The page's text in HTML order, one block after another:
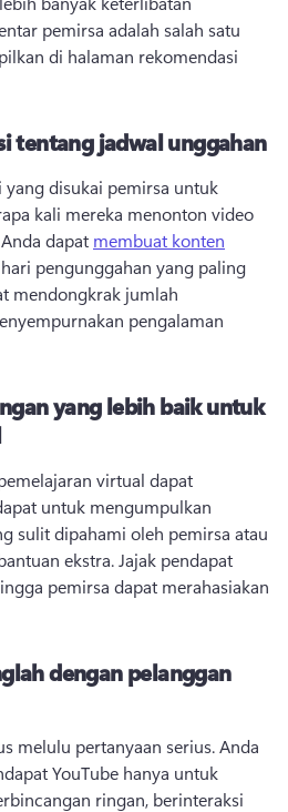
pemirsa adalah salah satu
di halaman rekomendasi
tentang jadwal unggahan
disukai pemirsa untuk
kali mereka menonton video
dapat membuat konten
pengunggahan yang paling
mendongkrak jumlah
pengalaman
yang lebih baik untuk
virtual dapat
untuk mengumpulkan
sulit dipahami oleh pemirsa atau
ekstra. Jajak pendapat
pemirsa dapat merahasiakan
dengan pelanggan
melulu pertanyaan serius. Anda
YouTube hanya untuk
ringan, berinteraksi